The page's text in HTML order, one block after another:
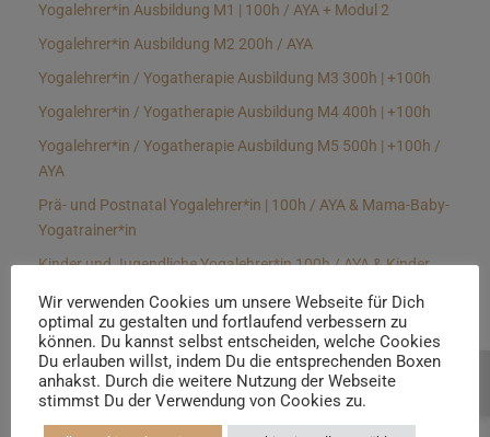
Yogalehrer*in Ausbildung M1 | 100h / AYA + Modul 2
Yogalehrer*in Ausbildung M2 200h / AYA
Yogalehrer*in / Yogatherapie Ausbildung M3 300h | +100h
Yogalehrer*in / Yogatherapie Ausbildung M4 400h | +100h
Yogalehrer*in / Yogatherapie Ausbildung M5 500h | +100h /
AYA
Prä- und Postnatal Yogalehrer*in | 100h / AYA & Mama-Baby-
Yogatrainer*in
Kinder und Jugendliche Yogalehrer*in 100h / AYA & Kinder
Yin Yogalehrer*in | 100 h & Faszientrainer*in
Hormon Yogalehrer*in / Yogatherapeut*in &
Stressmanagementtrainer*in | 70h
Wir verwenden Cookies um unsere Webseite für Dich
optimal zu gestalten und fortlaufend verbessern zu
können. Du kannst selbst entscheiden, welche Cookies
Du erlauben willst, indem Du die entsprechenden Boxen
anhakst. Durch die weitere Nutzung der Webseite
stimmst Du der Verwendung von Cookies zu.
Beratung buchen